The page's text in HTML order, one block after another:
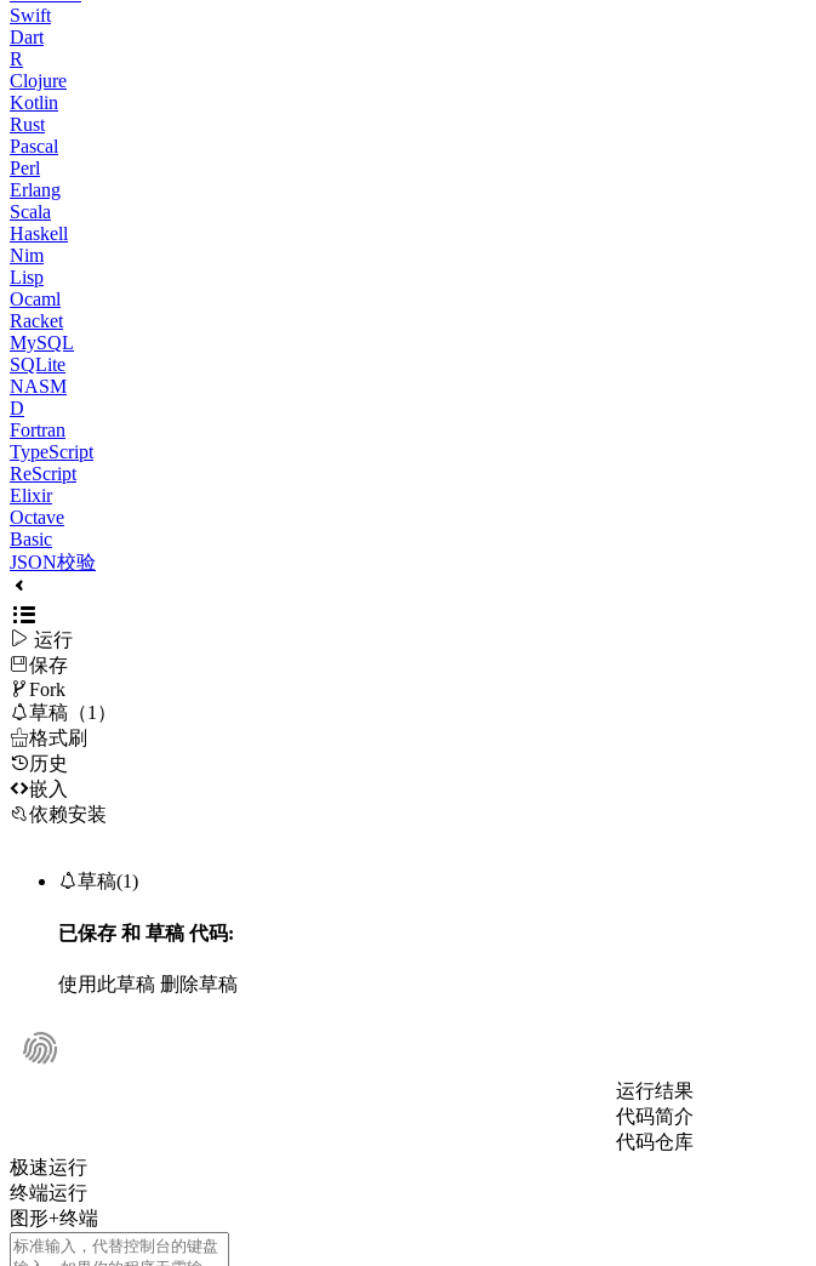
Swift
Dart
R
Clojure
Kotlin
Rust
Pascal
Perl
Erlang
Scala
Haskell
Nim
Lisp
Ocaml
Racket
MySQL
SQLite
NASM
D
Fortran
TypeScript
ReScript
Elixir
Octave
Basic
JSON校验
 运行
保存
Fork
草稿（1）
格式刷
历史
嵌入
依赖安装
草稿(1)
已保存 和 草稿代码:
使用此草稿 删除草稿
运行结果
代码简介
代码仓库
极速运行
终端运行
图形+终端